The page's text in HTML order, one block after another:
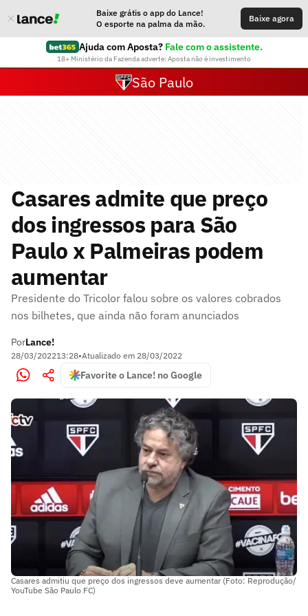
Baixe grátis o app do Lance!
O esporte na palma da mão.
Baixe agora
Ajuda com Aposta? Fale com o assistente.
18+ Ministério da Fazenda adverte: Aposta não é investimento
São Paulo
Casares admite que preço
dos ingressos para São
Paulo x Palmeiras podem
aumentar
Presidente do Tricolor falou sobre os valores cobrados
nos bilhetes, que ainda não foram anunciados
PorLance!
28/03/202213:28•Atualizado em 28/03/2022
Favorite o Lance! no Google
Casares admitiu que preço dos ingressos deve aumentar (Foto: Reprodução/
YouTube São Paulo FC)